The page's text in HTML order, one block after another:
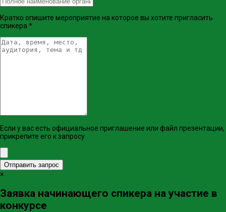
Кратко опишите мероприятие на которое вы хотите пригласить
спикера *
Если у вас есть официальное приглашение или файл презентации,
прикрепите его к запросу
Отправить запрос
×
Заявка начинающего спикера на участие в
конкурсе